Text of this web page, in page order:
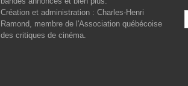
Création et administration : Charles-Henri
Ramond, membre de l'Association québécoise
des critiques de cinéma.